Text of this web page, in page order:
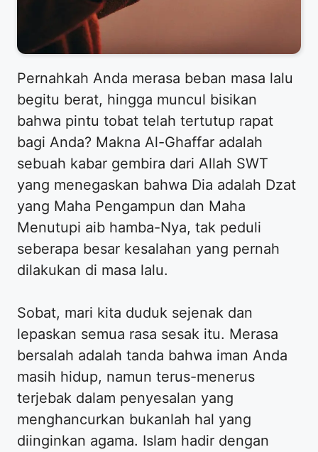
Pernahkah Anda merasa beban masa lalu
begitu berat, hingga muncul bisikan
bahwa pintu tobat telah tertutup rapat
bagi Anda? Makna Al-Ghaffar adalah
sebuah kabar gembira dari Allah SWT
yang menegaskan bahwa Dia adalah Dzat
yang Maha Pengampun dan Maha
Menutupi aib hamba-Nya, tak peduli
seberapa besar kesalahan yang pernah
dilakukan di masa lalu.
Sobat, mari kita duduk sejenak dan
lepaskan semua rasa sesak itu. Merasa
bersalah adalah tanda bahwa iman Anda
masih hidup, namun terus-menerus
terjebak dalam penyesalan yang
menghancurkan bukanlah hal yang
diinginkan agama. Islam hadir dengan